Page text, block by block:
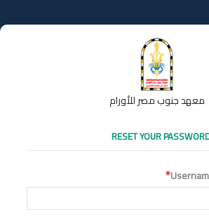
معهد جنوب مصر للأورام
RESET YOUR